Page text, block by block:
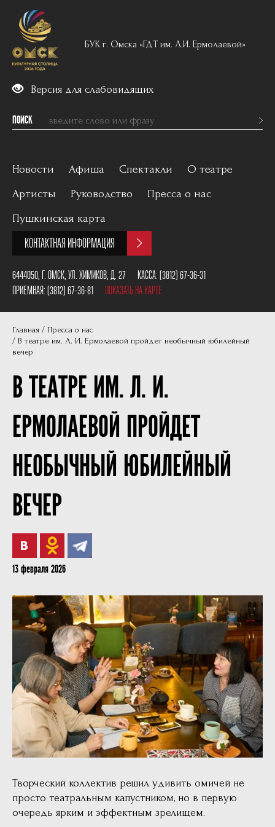
БУК г. Омска «ГДТ им. Л.И. Ермолаевой»
Версия для слабовидящих
ПОИСК
Новости Афиша Спектакли
Вечерний репертуар
Пушкинская карта
О театре
История
Наши партнеры
Нам 30 лет
Артисты Руководство
Пресса о нас
Пушкинская карта
КОНТАКТНАЯ ИНФОРМАЦИЯ
6444050, Г. ОМСК, УЛ. ХИМИКОВ, Д. 27 КАССА:(3812) 67-36-31
ПРИЕМНАЯ:(3812) 67-36-81 ПОКАЗАТЬ НА КАРТЕ
Главная
Пресса о нас
В театре им. Л. И. Ермолаевой пройдет необычный юбилейный
вечер
В ТЕАТРЕ ИМ. Л. И.
ЕРМОЛАЕВОЙ ПРОЙДЕТ
НЕОБЫЧНЫЙ ЮБИЛЕЙНЫЙ
ВЕЧЕР
13 февраля 2026
Творческий коллектив решил удивить омичей не
просто театральным капустником, но в первую
очередь ярким и эффектным зрелищем.